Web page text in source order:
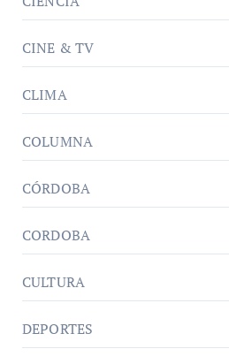
CINE & TV
CLIMA
COLUMNA
CÓRDOBA
CORDOBA
CULTURA
DEPORTES